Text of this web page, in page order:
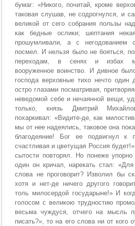
бумаг: «Никого, почитай, кроме
таковая слушав, не содрогнулся, и
великой от сего собрания пользы
как бедные ослики; шептания
прошумливали, а с негодованием
посмел. И нельзя было не бояться,
переходам, в сенях и избах
вооруженное воинство. И дивное
господа верховные тихо нечто один
остро глазами посматривая,
неведомой себе и нечаянной вещи,
только, князь Дмитрий
похаркивал: «Видите-де, как
мы от нее надеялись, таковое она
благодеяние! Бог ее подвигнул к
счастливая и цветущая Россия
сытости повторял. Но понеже
один он кричал, нарекать стал:
слова не проговорит? Изволил бы
хотя и нет-де ничего другого
толь милосердой государыне!» И
голосом с великою трудностию
весьма чуждуся, отчего на мысль
писать?», то на его слова ни от кого